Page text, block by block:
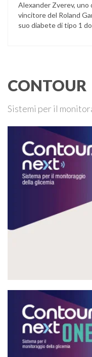
Alexander Zverev, uno
vincitore del Roland
suo diabete di tipo 1
CONTOUR
Sistemi per il